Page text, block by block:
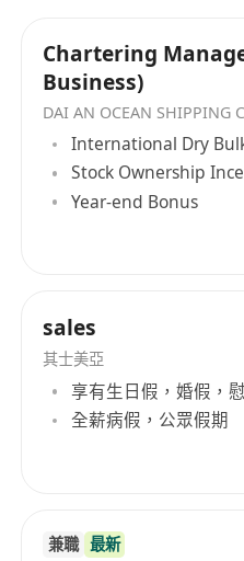
Medical Insurance
Year-end Bonus
Stock Ownership
------------------------------
崗位職責：
1.負責開拓和管理幹散
及航次可行性分析，主
型；
3.合同簽訂與執行：負責
判和簽訂租船合同，與
5.市場資訊搜集與分析：
377萬載重噸，運力規模
營企業中排名前列。憑
的成本管理和高效迅速
安海運有限公司為福建
Chartering
Business)
International Dry
Stock Ownership
Year-end Bonus
sales
其士美亞
享有生日假，婚假，
全薪病假，公眾假期
兼職 最新